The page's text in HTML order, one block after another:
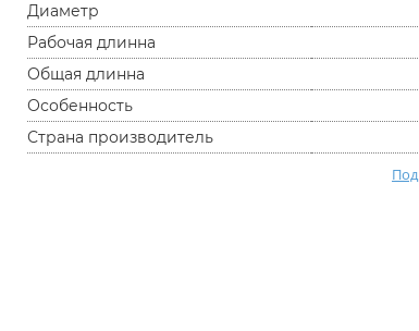
Диаметр
Рабочая длинна
Общая длинна
Особенность
Страна производитель